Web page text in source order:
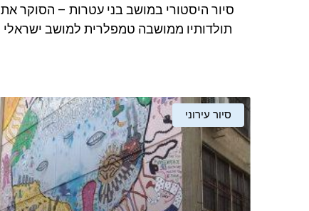
סיור היסטורי במושב בני עטרות – הסוקר את
תולדותיו ממושבה טמפלרית למושב ישראלי
סיור עירוני